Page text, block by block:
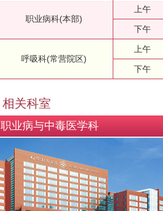
职业病科(本部)
上午
下午
呼吸科(常营院区)
上午
下午
相关科室
职业病与中毒医学科